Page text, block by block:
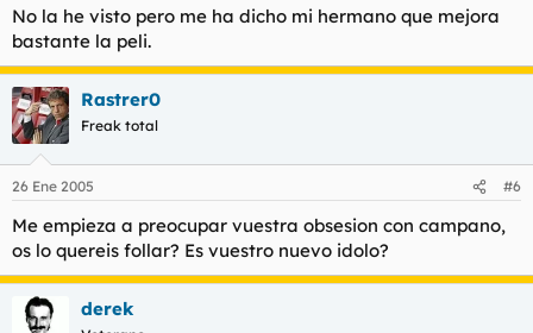
cambian muchas cosas de la peli.
No la he visto pero me ha dicho mi hermano que mejora
bastante la peli.
Rastrer0
Freak total
26 Ene 2005 #6
Me empieza a preocupar vuestra obsesion con campano,
os lo quereis follar? Es vuestro nuevo idolo?
derek